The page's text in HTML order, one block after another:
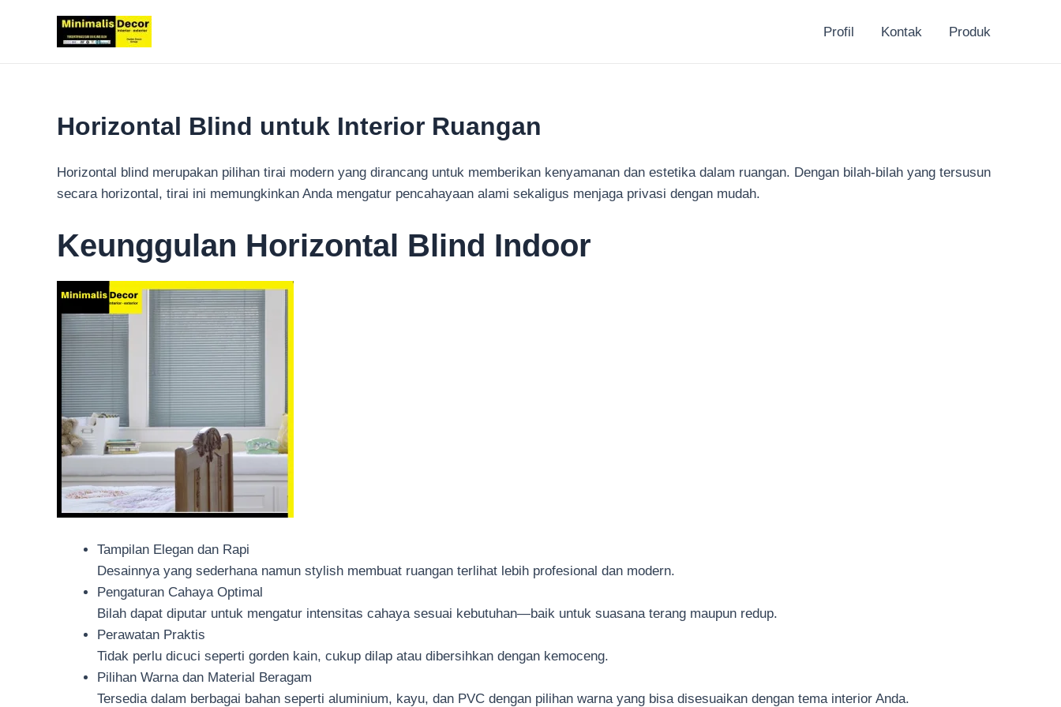
Profil Kontak Produk
Horizontal Blind untuk Interior Ruangan
Horizontal blind merupakan pilihan tirai modern yang dirancang untuk memberikan kenyamanan dan estetika dalam ruangan. Dengan bilah-bilah yang tersusun
secara horizontal, tirai ini memungkinkan Anda mengatur pencahayaan alami sekaligus menjaga privasi dengan mudah.
Keunggulan Horizontal Blind Indoor
Tampilan Elegan dan Rapi
Desainnya yang sederhana namun stylish membuat ruangan terlihat lebih profesional dan modern.
Pengaturan Cahaya Optimal
Bilah dapat diputar untuk mengatur intensitas cahaya sesuai kebutuhan—baik untuk suasana terang maupun redup.
Perawatan Praktis
Tidak perlu dicuci seperti gorden kain, cukup dilap atau dibersihkan dengan kemoceng.
Pilihan Warna dan Material Beragam
Tersedia dalam berbagai bahan seperti aluminium, kayu, dan PVC dengan pilihan warna yang bisa disesuaikan dengan tema interior Anda.